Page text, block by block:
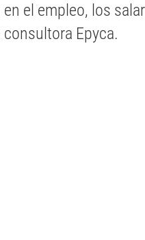
el empleo, los
Epyca.